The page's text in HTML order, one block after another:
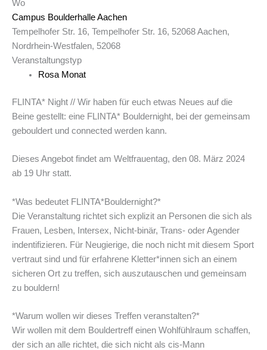
Wo
Campus Boulderhalle Aachen
Tempelhofer Str. 16, Tempelhofer Str. 16, 52068 Aachen,
Nordrhein-Westfalen, 52068
Veranstaltungstyp
Rosa Monat
FLINTA* Night // Wir haben für euch etwas Neues auf die
Beine gestellt: eine FLINTA* Bouldernight, bei der gemeinsam
gebouldert und connected werden kann.
Dieses Angebot findet am Weltfrauentag, den 08. März 2024
ab 19 Uhr statt.
*Was bedeutet FLINTA*Bouldernight?*
Die Veranstaltung richtet sich explizit an Personen die sich als
Frauen, Lesben, Intersex, Nicht-binär, Trans- oder Agender
indentifizieren. Für Neugierige, die noch nicht mit diesem Sport
vertraut sind und für erfahrene Kletter*innen sich an einem
sicheren Ort zu treffen, sich auszutauschen und gemeinsam
zu bouldern!
*Warum wollen wir dieses Treffen veranstalten?*
Wir wollen mit dem Bouldertreff einen Wohlfühlraum schaffen,
der sich an alle richtet, die sich nicht als cis-Mann